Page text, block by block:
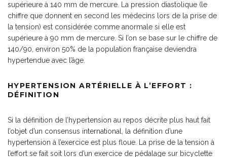
supérieure à 140 mm de mercure. La pression diastolique (le
chiffre que donnent en second les médecins lors de la prise de
la tension) est considérée comme anormale si elle est
supérieure à 90 mm de mercure. Si l’on se base sur le chiffre de
140/90, environ 50% de la population française deviendra
hypertendue avec l’âge.
HYPERTENSION ARTÉRIELLE À L’EFFORT :
DÉFINITION
Si la définition de l’hypertension au repos décrite plus haut fait
l’objet d’un consensus international, la définition d’une
hypertension à l’exercice est plus floue. La prise de la tension à
l’effort se fait soit lors d’un exercice de pédalage sur bicyclette